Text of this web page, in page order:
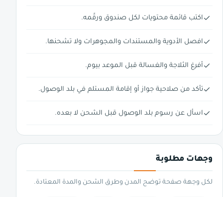
اكتب قائمة محتويات لكل صندوق ورقّمه.
افصل الأدوية والمستندات والمجوهرات ولا تشحنها.
أفرغ الثلاجة والغسالة قبل الموعد بيوم.
تأكد من صلاحية جواز أو إقامة المستلم في بلد الوصول.
اسأل عن رسوم بلد الوصول قبل الشحن لا بعده.
وجهات مطلوبة
لكل وجهة صفحة توضح المدن وطرق الشحن والمدة المعتادة.